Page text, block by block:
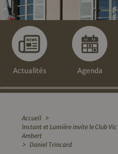
Actualités Agenda
Accueil >
Instant et Lumière invite le Club
Ambert
> Daniel Trincard